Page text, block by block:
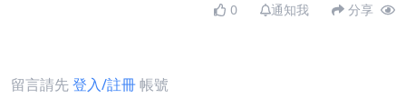
0 通知我 分享
留言請先登入/註冊帳號